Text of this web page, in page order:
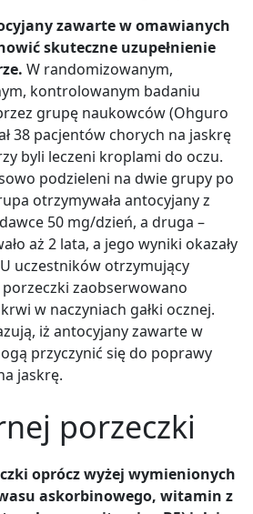
zawarte w omawianych
skuteczne uzupełnienie
W randomizowanym,
kontrolowanym badaniu
grupę naukowców (Ohguro
38 pacjentów chorych na jaskrę
byli leczeni kroplami do oczu.
podzieleni na dwie grupy po
otrzymywała antocyjany z
50 mg/dzień, a druga –
aż 2 lata, a jego wyniki okazały
uczestników otrzymujący
zaobserwowano
w naczyniach gałki ocznej.
iż antocyjany zawarte w
przyczynić się do poprawy
jaskrę.
porzeczki
oprócz wyżej wymienionych
askorbinowego, witamin z